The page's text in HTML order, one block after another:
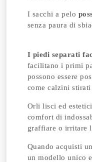
I sacchi a pelo
senza paura di
I piedi separati
facilitano i primi
possono essere
come calzini
Orli lisci ed
comfort di
graffiare o irritare
Quando acquisti
un modello unico